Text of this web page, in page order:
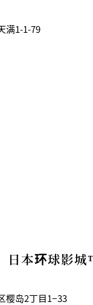
满1-1-79
日本环球影
樱岛2丁目1−33